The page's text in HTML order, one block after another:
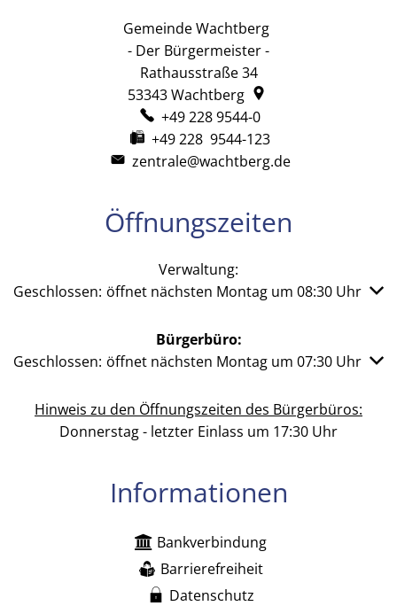
Gemeinde Wachtberg
- Der Bürgermeister -
Rathausstraße 34
53343Wachtberg
+49 228 9544-0
+49 228 9544-123
zentrale@wachtberg.de
Öffnungszeiten
Verwaltung:
Klicken, um weitere Öffnungs- oder Schließzeiten
Geschlossen: öffnet nächsten Montag um 08:30 Uhr
Bürgerbüro:
Klicken, um weitere Öffnungs- oder Schließzeiten
Geschlossen: öffnet nächsten Montag um 07:30 Uhr
Hinweis zu den Öffnungszeiten des Bürgerbüros:
Donnerstag - letzter Einlass um 17:30 Uhr
Informationen
Bankverbindung
Barrierefreiheit
Datenschutz